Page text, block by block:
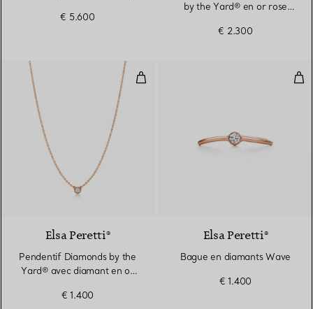
€ 5.600
by the Yard® en or rose
€ 2.300
Pendentif Diamonds by the
Elsa Peretti®
Pendentif Diamonds by the
Yard® avec diamant en or
€ 1.400
Elsa Peretti®
Bague en diamants Wave
€ 1.400